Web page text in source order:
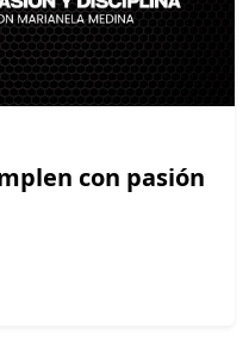
con pasión